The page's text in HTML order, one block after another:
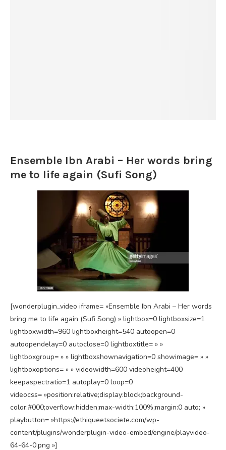
Ensemble Ibn Arabi – Her words bring
me to life again (Sufi Song)
[wonderplugin_video iframe= »Ensemble Ibn Arabi – Her words
bring me to life again (Sufi Song) » lightbox=0 lightboxsize=1
lightboxwidth=960 lightboxheight=540 autoopen=0
autoopendelay=0 autoclose=0 lightboxtitle= » »
lightboxgroup= » » lightboxshownavigation=0 showimage= » »
lightboxoptions= » » videowidth=600 videoheight=400
keepaspectratio=1 autoplay=0 loop=0
videocss= »position:relative;display:block;background-
color:#000;overflow:hidden;max-width:100%;margin:0 auto; »
playbutton= »https://ethiqueetsociete.com/wp-
content/plugins/wonderplugin-video-embed/engine/playvideo-
64-64-0.png »]